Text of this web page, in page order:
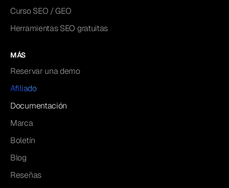
Curso SEO / GEO
Herramientas SEO gratuitas
MÁS
Reservar una demo
Afiliado
Documentación
Marca
Boletín
Blog
Reseñas